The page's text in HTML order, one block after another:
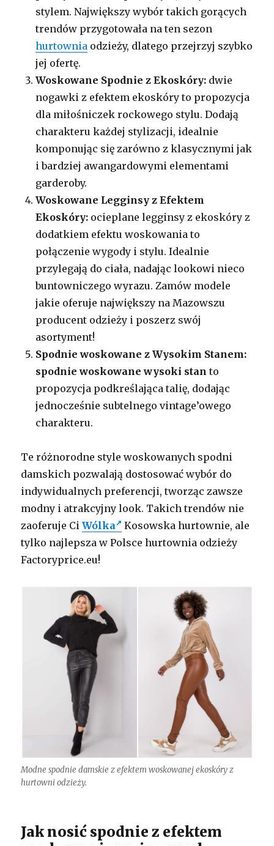
stylem. Największy wybór takich gorących
trendów przygotowała na ten sezon
hurtownia odzieży, dlatego przejrzyj szybko
jej ofertę.
Woskowane Spodnie z Ekoskóry: dwie
nogawki z efektem ekoskóry to propozycja
dla miłośniczek rockowego stylu. Dodają
charakteru każdej stylizacji, idealnie
komponując się zarówno z klasycznymi jak
i bardziej awangardowymi elementami
garderoby.
Woskowane Legginsy z Efektem
Ekoskóry: ocieplane legginsy z ekoskóry z
dodatkiem efektu woskowania to
połączenie wygody i stylu. Idealnie
przylegają do ciała, nadając lookowi nieco
buntowniczego wyrazu. Zamów modele
jakie oferuje największy na Mazowszu
producent odzieży i poszerz swój
asortyment!
Spodnie woskowane z Wysokim Stanem:
spodnie woskowane wysoki stan to
propozycja podkreślająca talię, dodając
jednocześnie subtelnego vintage’owego
charakteru.
Te różnorodne style woskowanych spodni
damskich pozwalają dostosować wybór do
indywidualnych preferencji, tworząc zawsze
modny i atrakcyjny look. Takich trendów nie
zaoferuje CiWólka
Kosowska hurtownie, ale
tylko najlepsza w Polsce hurtownia odzieży
Factoryprice.eu!
Modne spodnie damskie z efektem woskowanej ekoskóry z
hurtowni odzieży.
Jak nosić spodnie z efektem